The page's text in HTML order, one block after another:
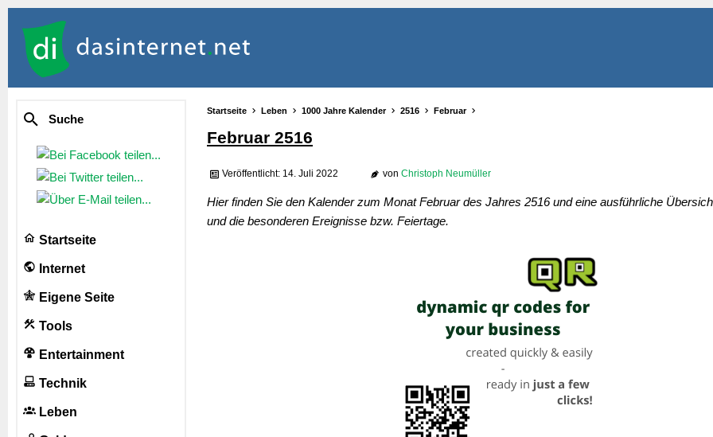
Suche
Startseite
Internet
Eigene Seite
Tools
Entertainment
Technik
Leben
Startseite Leben 1000 Jahre Kalender 2516 Februar
Februar 2516
Veröffentlicht: 14. Juli 2022 von Christoph Neumüller
Hier finden Sie den Kalender zum Monat Februar des Jahres 2516 und eine ausführliche
und die besonderen Ereignisse bzw. Feiertage.